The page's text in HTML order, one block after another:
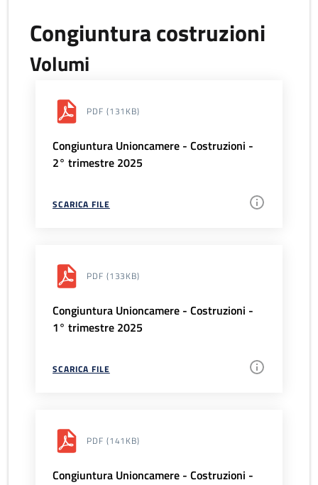
Congiuntura costruzioni
Volumi
PDF (131KB)
Congiuntura Unioncamere - Costruzioni -
2° trimestre 2025
SCARICA FILE
PDF (133KB)
Congiuntura Unioncamere - Costruzioni -
1° trimestre 2025
SCARICA FILE
PDF (141KB)
Congiuntura Unioncamere - Costruzioni -